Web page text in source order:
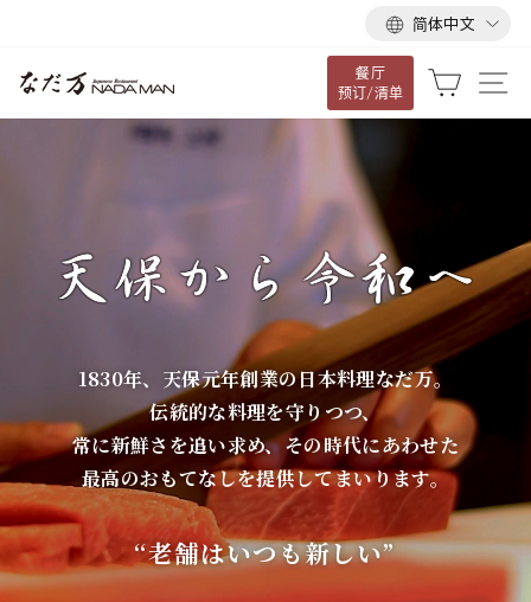
语
言
简体中文
な
だ
餐厅
预订/清单
大车
1830年、天保元年創業の日本料理なだ万。
伝統的な料理を守りつつ、
常に新鮮さを追い求め、その時代にあわせた
最高のおもてなしを提供してまいります。
“老舗はいつも新しい”